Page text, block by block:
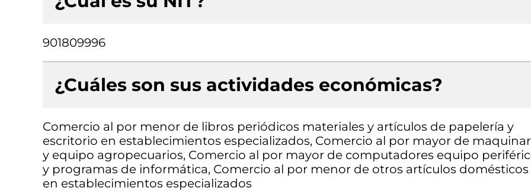
901809996
¿Cuáles son sus actividades económicas?
Comercio al por menor de libros periódicos materiales y artículos de papelería y
escritorio en establecimientos especializados, Comercio al por mayor de
y equipo agropecuarios, Comercio al por mayor de computadores equipo
y programas de informática, Comercio al por menor de otros artículos domésticos
en establecimientos especializados